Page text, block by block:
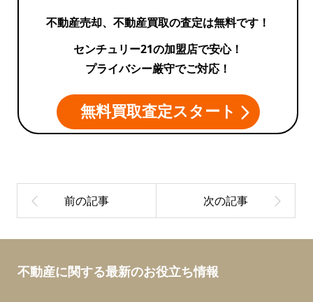
不動産売却、不動産買取の査定は無料です！
センチュリー21の加盟店で安心！
プライバシー厳守でご対応！
無料買取査定スタート
不動産に関する最新のお役立ち情報